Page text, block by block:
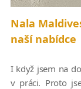
Nala
naší nabídce
I když jsem na
v práci. Proto